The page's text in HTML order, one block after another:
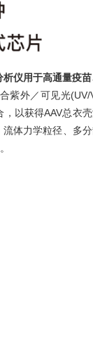
仪用于高通量疫
外／可见光
以获得AAV总衣
体力学粒径、多